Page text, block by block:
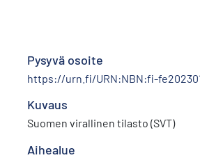
Pysyvä osoite
https://urn.fi/URN:NBN:fi-
Kuvaus
Suomen virallinen tilasto (SVT)
Aihealue